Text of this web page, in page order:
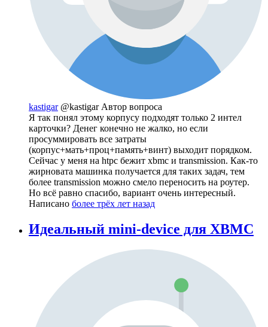
kastigar @kastigar Автор вопроса
Я так понял этому корпусу подходят только 2 интел
карточки? Денег конечно не жалко, но если
просуммировать все затраты
(корпус+мать+проц+память+винт) выходит порядком.
Сейчас у меня на htpc бежит xbmc и transmission. Как-то
жирновата машинка получается для таких задач, тем
более transmission можно смело переносить на роутер.
Но всё равно спасибо, вариант очень интересный.
Написано более трёх лет назад
Идеальный mini-device для XBMC